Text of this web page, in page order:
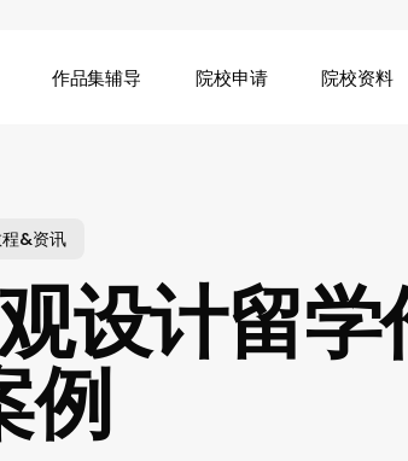
作品集辅导 院校申请 院校资料
&资讯
设计留学
例